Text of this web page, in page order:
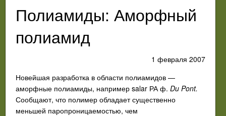
Полиамиды: Аморфный
полиамид
1 февраля 2007
Новейшая разработка в области полиамидов —
аморфные полиамиды, например salar РА ф. Du Pont.
Сообщают, что полимер обладает существенно
меньшей паропроницаемостью, чем